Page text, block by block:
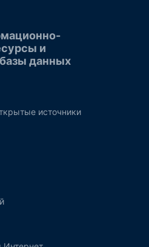
и
данных
источники